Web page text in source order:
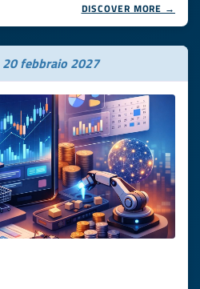
DISCOVER MORE →
20 febbraio 2027